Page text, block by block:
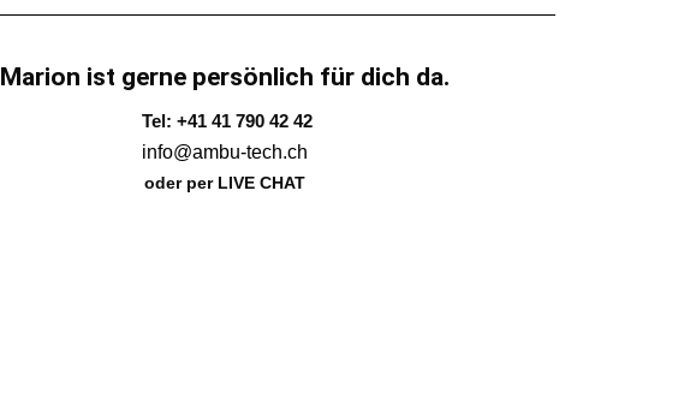
Marion ist gerne persönlich für dich da.
Tel: +41 41 790 42 42
info@ambu-tech.ch
oder per LIVE CHAT